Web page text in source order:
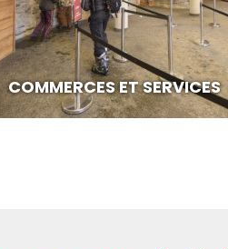
COMMERCES ET SERVICES